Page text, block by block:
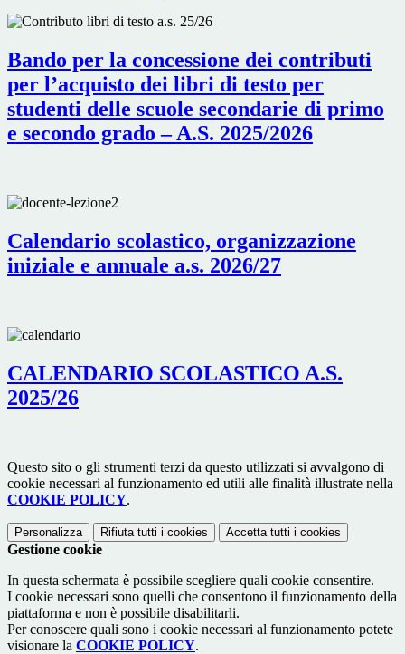
Bando per la concessione dei contributi
per l’acquisto dei libri di testo per
studenti delle scuole secondarie di primo
e secondo grado – A.S. 2025/2026
Calendario scolastico, organizzazione
iniziale e annuale a.s. 2026/27
CALENDARIO SCOLASTICO A.S.
2025/26
Questo sito o gli strumenti terzi da questo utilizzati si avvalgono di
cookie necessari al funzionamento ed utili alle finalità illustrate nella
COOKIE POLICY.
Personalizza Rifiuta tutti i cookies Accetta tutti i cookies
Gestione cookie
In questa schermata è possibile scegliere quali cookie consentire.
I cookie necessari sono quelli che consentono il funzionamento della
piattaforma e non è possibile disabilitarli.
Per conoscere quali sono i cookie necessari al funzionamento potete
visionare la COOKIE POLICY.